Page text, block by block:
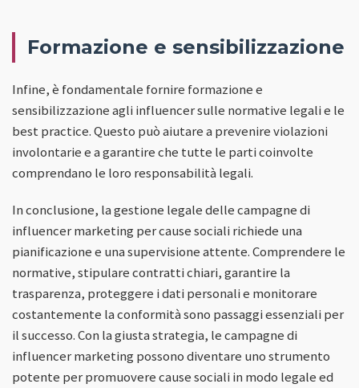
Formazione e sensibilizzazione
Infine, è fondamentale fornire formazione e
sensibilizzazione agli influencer sulle normative legali e le
best practice. Questo può aiutare a prevenire violazioni
involontarie e a garantire che tutte le parti coinvolte
comprendano le loro responsabilità legali.
In conclusione, la gestione legale delle campagne di
influencer marketing per cause sociali richiede una
pianificazione e una supervisione attente. Comprendere le
normative, stipulare contratti chiari, garantire la
trasparenza, proteggere i dati personali e monitorare
costantemente la conformità sono passaggi essenziali per
il successo. Con la giusta strategia, le campagne di
influencer marketing possono diventare uno strumento
potente per promuovere cause sociali in modo legale ed